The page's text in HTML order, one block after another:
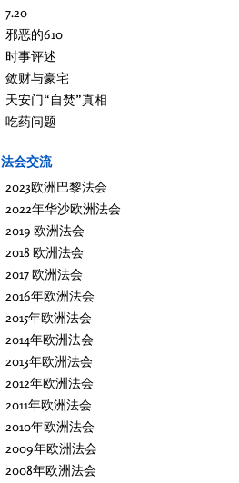
7.20
邪恶的610
时事评述
敛财与豪宅
天安门“自焚”真相
吃药问题
法会交流
2023欧洲巴黎法会
2022年华沙欧洲法会
2019 欧洲法会
2018 欧洲法会
2017 欧洲法会
2016年欧洲法会
2015年欧洲法会
2014年欧洲法会
2013年欧洲法会
2012年欧洲法会
2011年欧洲法会
2010年欧洲法会
2009年欧洲法会
2008年欧洲法会